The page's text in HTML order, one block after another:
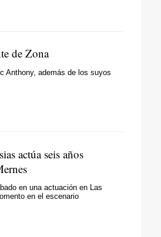
de Zona
Anthony, además de los suyos
actúa seis años
en una actuación en Las
en el escenario